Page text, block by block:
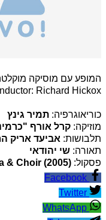
המופע עם מוסיקה מוקלטת בביצוע
Richard Hickox
כוריאוגרפיה: תמיר גינץ
מוזיקה: קרל אורף
תלבושות: אביעד אריק
תאורה: שי יהודאי
פסקול: